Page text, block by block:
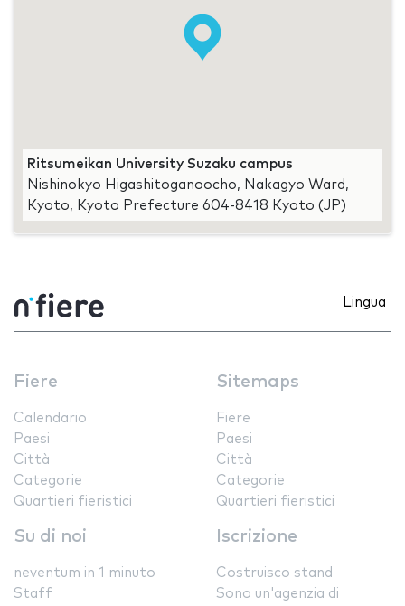
Ritsumeikan University Suzaku campus
Nishinokyo Higashitoganoocho, Nakagyo Ward,
Kyoto, Kyoto Prefecture 604-8418 Kyoto (JP)
Lingua
Fiere
Calendario
Paesi
Città
Categorie
Quartieri fieristici
Sitemaps
Fiere
Paesi
Città
Categorie
Quartieri fieristici
Su di noi
neventum in 1 minuto
Staff
Iscrizione
Costruisco stand
Sono un'agenzia di